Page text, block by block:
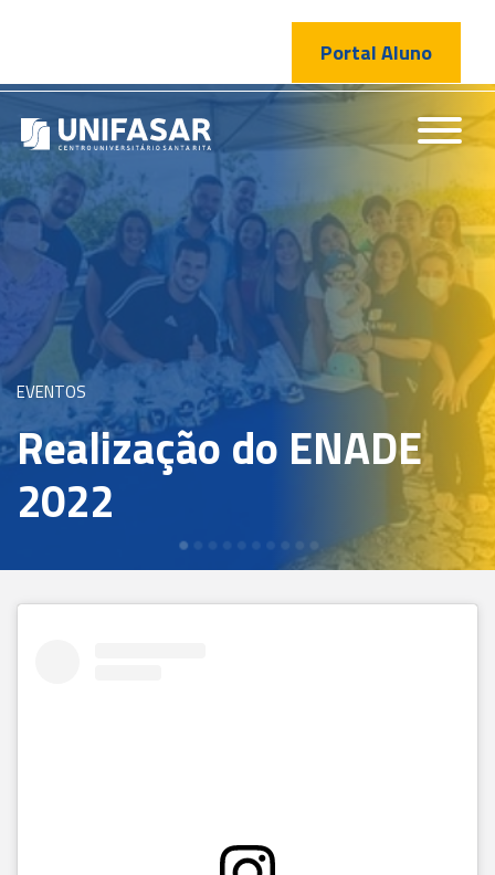
Portal Aluno
EVENTOS
Realização do ENADE
2022